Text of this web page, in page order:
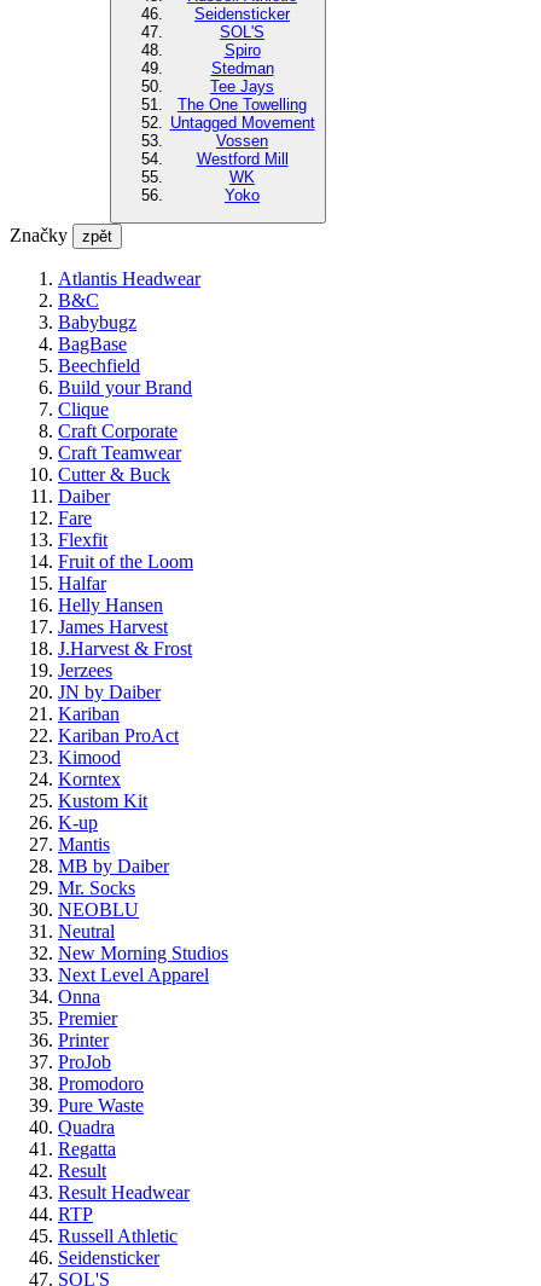
Seidensticker
SOL'S
Spiro
Stedman
Tee Jays
The One Towelling
Untagged Movement
Vossen
Westford Mill
WK
Yoko
Značky zpět
Atlantis Headwear
B&C
Babybugz
BagBase
Beechfield
Build your Brand
Clique
Craft Corporate
Craft Teamwear
Cutter & Buck
Daiber
Fare
Flexfit
Fruit of the Loom
Halfar
Helly Hansen
James Harvest
J.Harvest & Frost
Jerzees
JN by Daiber
Kariban
Kariban ProAct
Kimood
Korntex
Kustom Kit
K-up
Mantis
MB by Daiber
Mr. Socks
NEOBLU
Neutral
New Morning Studios
Next Level Apparel
Onna
Premier
Printer
ProJob
Promodoro
Pure Waste
Quadra
Regatta
Result
Result Headwear
RTP
Russell Athletic
Seidensticker
SOL'S